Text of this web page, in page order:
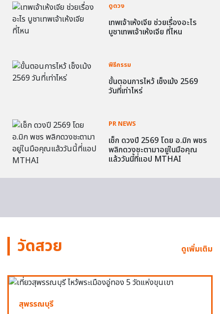
ดูดวง
เทพเจ้าเห้งเจีย ช่วยเรื่องอะไร
บูชาเทพเจ้าเห้งเจีย ที่ไหน
พิธีกรรม
ขั้นตอนการไหว้ เช็งเม้ง 2569
วันที่เท่าไหร่
PR NEWS
เช็ก ดวงปี 2569 โดย อ.มิก พชร
พลิกดวงชะตามาอยู่ในมือคุณ
แล้ววันนี้ที่แอป MTHAI
วัดสวย ดูเพิ่มเติม
สุพรรณบุรี